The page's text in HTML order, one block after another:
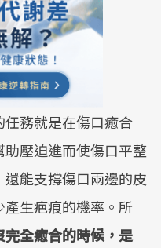
務就是在傷口癒合
壓迫進而使傷口平整
能支撐傷口兩邊的皮
生疤痕的機率。所
全癒合的時候，是